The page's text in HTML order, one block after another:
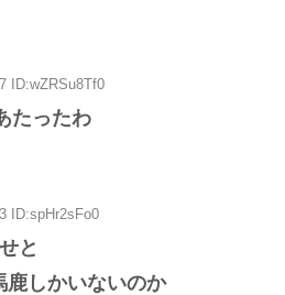
ID:wZRSu8Tf0
たったわ
ID:spHr2sFo0
と
鹿しかいないのか